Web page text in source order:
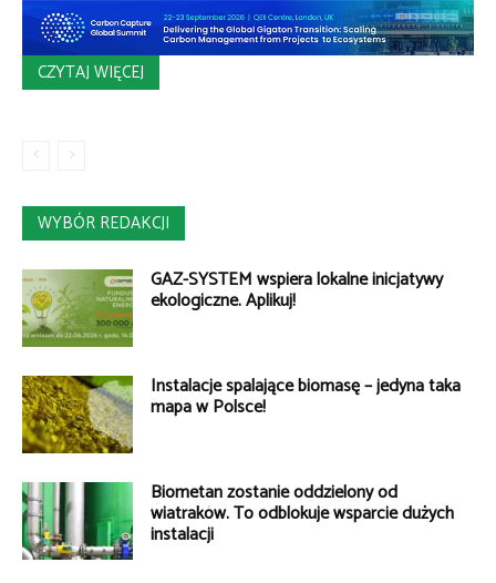
CZYTAJ WIĘCEJ
WYBÓR REDAKCJI
GAZ-SYSTEM wspiera lokalne inicjatywy
ekologiczne. Aplikuj!
Instalacje spalające biomasę – jedyna taka
mapa w Polsce!
Biometan zostanie oddzielony od
wiatraków. To odblokuje wsparcie dużych
instalacji